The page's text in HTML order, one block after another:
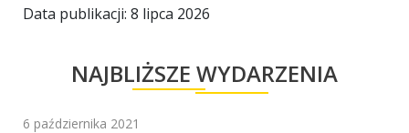
Data publikacji: 8 lipca 2026
NAJBLIŻSZE WYDARZENIA
6 października 2021